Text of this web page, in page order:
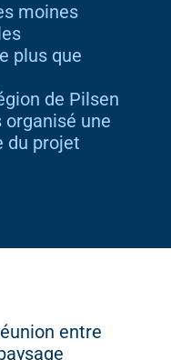
moines
plus que
de Pilsen
organisé une
du projet
entre